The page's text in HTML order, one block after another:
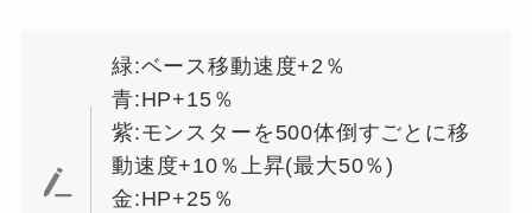
緑:ベース移動速度+2％
青:HP+15％
紫:モンスターを500体倒すごとに移
動速度+10％上昇(最大50％)
金:HP+25％